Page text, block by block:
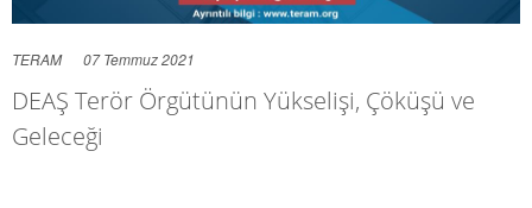
TERAM 07 Temmuz 2021
DEAŞ Terör Örgütünün Yükselişi, Çöküşü ve
Geleceği